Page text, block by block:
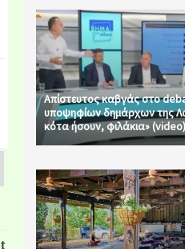
Απίστευτος καβγάς στο
υποψηφίων δημάρχων της
κότα ήσουν, φιλάκια» (video)